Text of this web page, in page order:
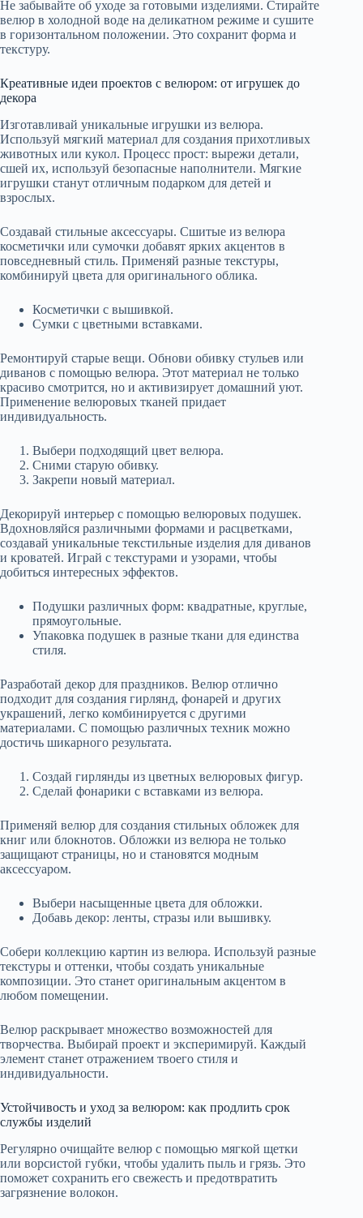
Не забывайте об уходе за готовыми изделиями. Стирайте
велюр в холодной воде на деликатном режиме и сушите
в горизонтальном положении. Это сохранит форма и
текстуру.
Креативные идеи проектов с велюром: от игрушек до
декора
Изготавливай уникальные игрушки из велюра.
Используй мягкий материал для создания прихотливых
животных или кукол. Процесс прост: вырежи детали,
сшей их, используй безопасные наполнители. Мягкие
игрушки станут отличным подарком для детей и
взрослых.
Создавай стильные аксессуары. Сшитые из велюра
косметички или сумочки добавят ярких акцентов в
повседневный стиль. Применяй разные текстуры,
комбинируй цвета для оригинального облика.
Косметички с вышивкой.
Сумки с цветными вставками.
Ремонтируй старые вещи. Обнови обивку стульев или
диванов с помощью велюра. Этот материал не только
красиво смотрится, но и активизирует домашний уют.
Применение велюровых тканей придает
индивидуальность.
Выбери подходящий цвет велюра.
Сними старую обивку.
Закрепи новый материал.
Декорируй интерьер с помощью велюровых подушек.
Вдохновляйся различными формами и расцветками,
создавай уникальные текстильные изделия для диванов
и кроватей. Играй с текстурами и узорами, чтобы
добиться интересных эффектов.
Подушки различных форм: квадратные, круглые,
прямоугольные.
Упаковка подушек в разные ткани для единства
стиля.
Разработай декор для праздников. Велюр отлично
подходит для создания гирлянд, фонарей и других
украшений, легко комбинируется с другими
материалами. С помощью различных техник можно
достичь шикарного результата.
Создай гирлянды из цветных велюровых фигур.
Сделай фонарики с вставками из велюра.
Применяй велюр для создания стильных обложек для
книг или блокнотов. Обложки из велюра не только
защищают страницы, но и становятся модным
аксессуаром.
Выбери насыщенные цвета для обложки.
Добавь декор: ленты, стразы или вышивку.
Собери коллекцию картин из велюра. Используй разные
текстуры и оттенки, чтобы создать уникальные
композиции. Это станет оригинальным акцентом в
любом помещении.
Велюр раскрывает множество возможностей для
творчества. Выбирай проект и эксперимируй. Каждый
элемент станет отражением твоего стиля и
индивидуальности.
Устойчивость и уход за велюром: как продлить срок
службы изделий
Регулярно очищайте велюр с помощью мягкой щетки
или ворсистой губки, чтобы удалить пыль и грязь. Это
поможет сохранить его свежесть и предотвратить
загрязнение волокон.